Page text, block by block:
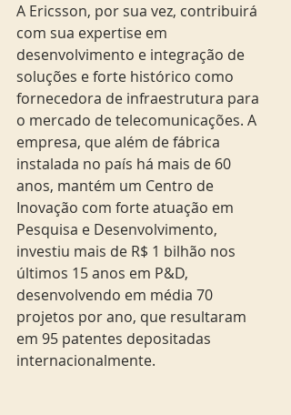
A Ericsson, por sua vez, contribuirá
com sua expertise em
desenvolvimento e integração de
soluções e forte histórico como
fornecedora de infraestrutura para
o mercado de telecomunicações. A
empresa, que além de fábrica
instalada no país há mais de 60
anos, mantém um Centro de
Inovação com forte atuação em
Pesquisa e Desenvolvimento,
investiu mais de R$ 1 bilhão nos
últimos 15 anos em P&D,
desenvolvendo em média 70
projetos por ano, que resultaram
em 95 patentes depositadas
internacionalmente.